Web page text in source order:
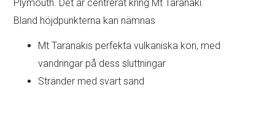
Plymouth. Det är centrerat kring Mt Taranaki.
Bland höjdpunkterna kan nämnas
Mt Taranakis perfekta vulkaniska kon, med
vandringar på dess sluttningar
Stränder med svart sand